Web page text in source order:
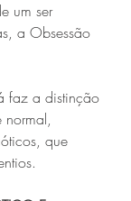
um ser
a Obsessão
faz a distinção
normal,
que